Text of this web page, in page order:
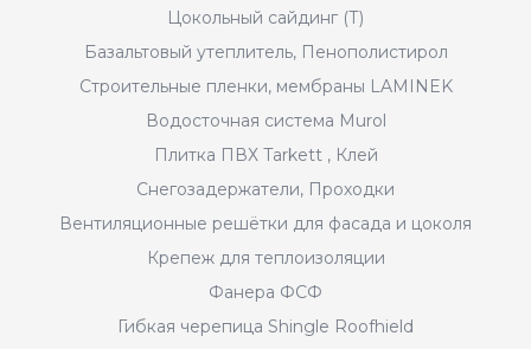
Цокольный сайдинг (Т)
Базальтовый утеплитель, Пенополистирол
Строительные пленки, мембраны LAMINEK
Водосточная система Murol
Плитка ПВХ Tarkett , Клей
Снегозадержатели, Проходки
Вентиляционные решётки для фасада и цоколя
Крепеж для теплоизоляции
Фанера ФСФ
Гибкая черепица Shingle Roofhield